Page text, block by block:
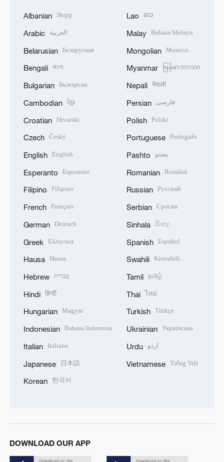
Albanian Shqip
Arabic العربية
Belarusian Беларуская
Bengali বাংলা
Bulgarian Български
Cambodian ខ្មែរ
Croatian Hrvatski
Czech Český
English English
Esperanto Esperanto
Filipino Filipino
French Français
German Deutsch
Greek Ελληνικά
Hausa Hausa
Hebrew עברית
Hindi हिन्दी
Hungarian Magyar
Indonesian Bahasa Indonesia
Italian Italiano
Japanese 日本語
Korean 한국어
Lao ລາວ
Malay Bahasa Melayu
Mongolian Монгол
Myanmar မြန်မာဘာသာ
Nepali नेपाली
Persian فارسی
Polish Polski
Portuguese Português
Pashto پښتو
Romanian Română
Russian Русский
Serbian Српски
Sinhala සිංහල
Spanish Español
Swahili Kiswahili
Tamil தமிழ்
Thai ไทย
Turkish Türkçe
Ukrainian Українська
Urdu اردو
Vietnamese Tiếng Việt
DOWNLOAD OUR APP